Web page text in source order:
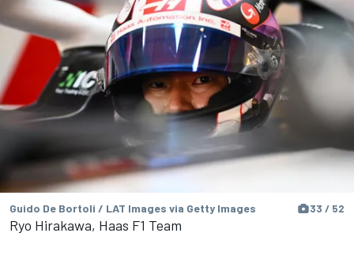
Guido De Bortoli / LAT Images via Getty Images 33 / 52
Ryo Hirakawa, Haas F1 Team